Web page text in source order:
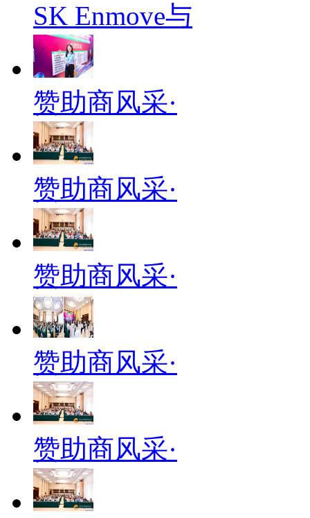
SK Enmove与
赞助商风采·
赞助商风采·
赞助商风采·
赞助商风采·
赞助商风采·